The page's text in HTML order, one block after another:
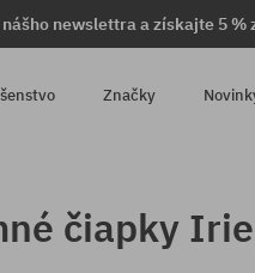
newslettra a získajte 5 %
Značky
čiapky